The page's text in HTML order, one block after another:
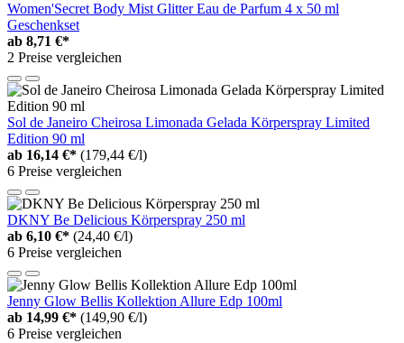
Women'Secret Body Mist Glitter Eau de Parfum 4 x 50 ml
Geschenkset
ab 8,71 €*
2 Preise vergleichen
Sol de Janeiro Cheirosa Limonada Gelada Körperspray Limited
Edition 90 ml
ab 16,14 €* (179,44 €/l)
6 Preise vergleichen
DKNY Be Delicious Körperspray 250 ml
ab 6,10 €* (24,40 €/l)
6 Preise vergleichen
Jenny Glow Bellis Kollektion Allure Edp 100ml
ab 14,99 €* (149,90 €/l)
6 Preise vergleichen